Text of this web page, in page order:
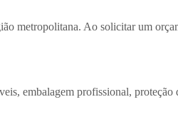
metropolitana. Ao solicitar um
embalagem profissional, proteção